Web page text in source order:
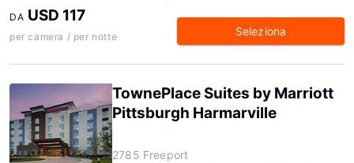
DA USD 117
per camera / per notte Seleziona
TownePlace Suites by Marriott
Pittsburgh Harmarville
2785 Freeport